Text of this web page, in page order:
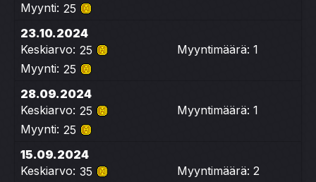
Myynti: 25
23.10.2024
Keskiarvo: 25
Myyntimäärä: 1
Myynti: 25
28.09.2024
Keskiarvo: 25
Myyntimäärä: 1
Myynti: 25
15.09.2024
Keskiarvo: 35
Myyntimäärä: 2